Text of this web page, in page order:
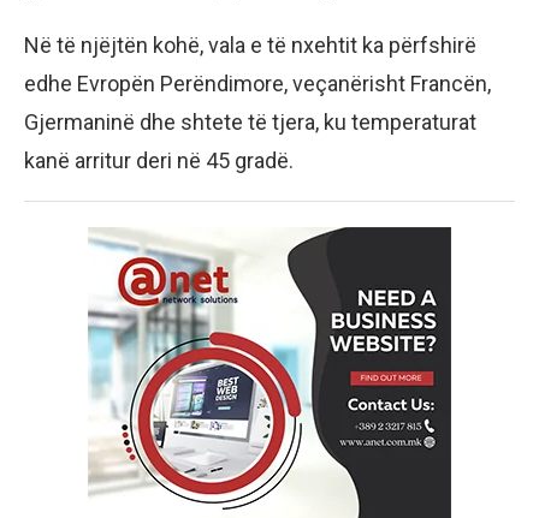
Në të njëjtën kohë, vala e të nxehtit ka përfshirë
edhe Evropën Perëndimore, veçanërisht Francën,
Gjermaninë dhe shtete të tjera, ku temperaturat
kanë arritur deri në 45 gradë.